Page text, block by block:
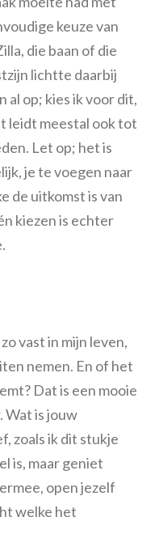
keuze van
die baan of die
lichtte daarbij
al op; kies ik voor dit,
leidt meestal ook tot
Let op; het is
je te voegen naar
de uitkomst is van
kiezen is echter
vast in mijn leven,
nemen. En of het
Dat is een mooie
Wat is jouw
zoals ik dit stukje
is, maar geniet
open jezelf
welke het